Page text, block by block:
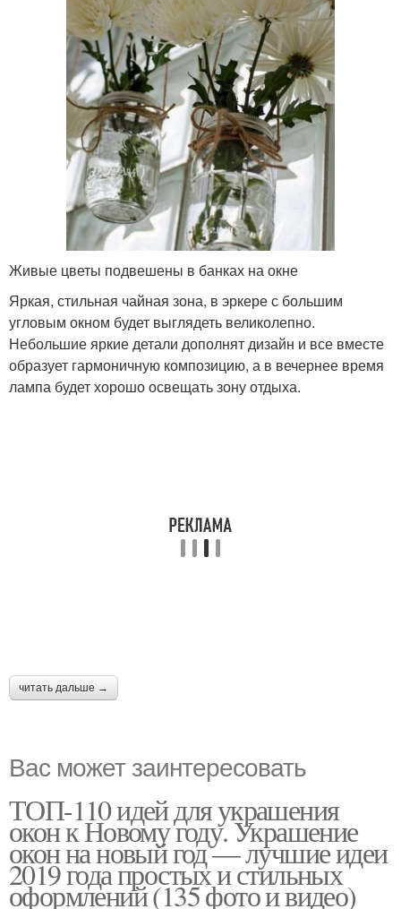
Живые цветы подвешены в банках на окне
Яркая, стильная чайная зона, в эркере с большим
угловым окном будет выглядеть великолепно.
Небольшие яркие детали дополнят дизайн и все вместе
образует гармоничную композицию, а в вечернее время
лампа будет хорошо освещать зону отдыха.
читать дальше →
Вас может заинтересовать
ТОП-110 идей для украшения
окон к Новому году. Украшение
окон на новый год — лучшие идеи
2019 года простых и стильных
оформлений (135 фото и видео)